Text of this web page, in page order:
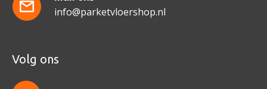
info@parketvloershop.nl
Volg ons